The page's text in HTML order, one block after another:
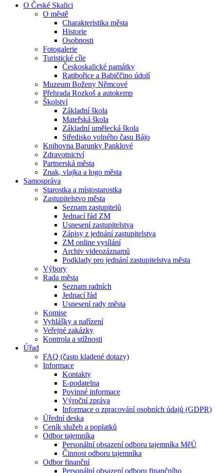
O České Skalici
O městě
Charakteristika města
Historie
Osobnosti
Fotogalerie
Turistické cíle
Českoskalické památky
Ratibořice a Babiččino údolí
Muzeum Boženy Němcové
Přehrada Rozkoš a autokemp
Školství
Základní škola
Mateřská škola
Základní umělecká škola
Středisko volného času Bájo
Knihovna Barunky Panklové
Zdravotnictví
Partnerská města
Znak, vlajka a logo města
Samospráva
Starostka a místostarostka
Zastupitelstvo města
Seznam zastupitelů
Jednací řád ZM
Usnesení zastupitelstva
Zápisy z jednání zastupitelstva
ZM online vysílání
Archiv videozáznamů
Podklady pro jednání zastupitelstva města
Výbory
Rada města
Seznam radních
Jednací řád
Usnesení rady města
Komise
Vyhlášky a nařízení
Veřejné zakázky
Kontrola a stížnosti
Úřad
FAQ (často kladené dotazy)
Informace
Kontakty
E-podatelna
Povinné informace
Výroční zpráva
Informace o zpracování osobních údajů (GDPR)
Úřední deska
Ceník služeb a poplatků
Odbor tajemníka
Personální obsazení odboru tajemníka MěÚ
Činnost odboru tajemníka
Odbor finanční
Personální obsazení odboru finančního